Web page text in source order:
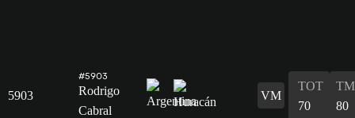
5903
#5903
Rodrigo
Cabral
VM
TOT
70
80